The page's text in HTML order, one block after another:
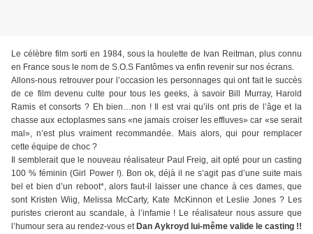
Le célèbre film sorti en 1984, sous la houlette de Ivan Reitman, plus connu
en France sous le nom de S.O.S Fantômes va enfin revenir sur nos écrans.
Allons-nous retrouver pour l’occasion les personnages qui ont fait le succès
de ce film devenu culte pour tous les geeks, à savoir Bill Murray, Harold
Ramis et consorts ? Eh bien…non ! Il est vrai qu’ils ont pris de l’âge et la
chasse aux ectoplasmes sans «ne jamais croiser les effluves» car «se serait
mal», n’est plus vraiment recommandée. Mais alors, qui pour remplacer
cette équipe de choc ?
Il semblerait que le nouveau réalisateur Paul Freig, ait opté pour un casting
100 % féminin (Girl Power !). Bon ok, déjà il ne s’agit pas d’une suite mais
bel et bien d’un reboot*, alors faut-il laisser une chance à ces dames, que
sont Kristen Wiig, Melissa McCarty, Kate McKinnon et Leslie Jones ? Les
puristes crieront au scandale, à l’infamie ! Le réalisateur nous assure que
l’humour sera au rendez-vous et Dan Aykroyd lui-même valide le casting !!